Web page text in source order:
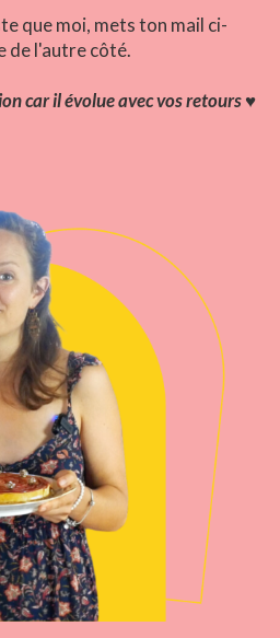
que moi, mets ton mail ci-
de l'autre côté.
car il évolue avec vos retours♥️